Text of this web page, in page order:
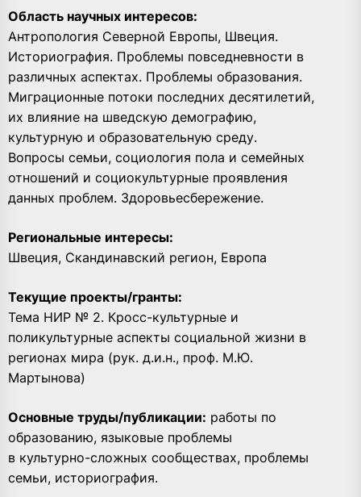
Область научных интересов:
Антропология Северной Европы, Швеция.
Историография. Проблемы повседневности в
различных аспектах. Проблемы образования.
Миграционные потоки последних десятилетий,
их влияние на шведскую демографию,
культурную и образовательную среду.
Вопросы семьи, социология пола и семейных
отношений и социокультурные проявления
данных проблем. Здоровьесбережение.
Региональные интересы:
Швеция, Скандинавский регион, Европа
Текущие проекты/гранты:
Тема НИР № 2. Кросс-культурные и
поликультурные аспекты социальной жизни в
регионах мира (рук. д.и.н., проф. М.Ю.
Мартынова)
Основные труды/публикации: работы по
образованию, языковые проблемы
в культурно-сложных сообществах, проблемы
семьи, историография.